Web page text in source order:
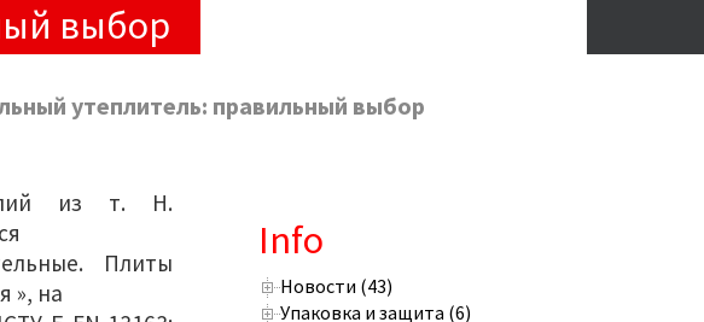
выбор
утеплитель: правильный выбор
из т. Н.
Плиты
», на
Info
Новости (43)
Упаковка и защита (6)